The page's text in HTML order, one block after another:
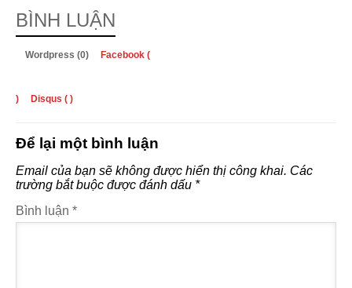
BÌNH LUẬN
Wordpress (0) Facebook (
) Disqus ( )
Để lại một bình luận
Email của bạn sẽ không được hiển thị công khai. Các
trường bắt buộc được đánh dấu *
Bình luận *